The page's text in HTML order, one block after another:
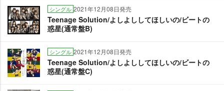
シングル 2021年12月08日発売
Teenage Solution/よしよししてほしいの/ビートの
惑星(通常盤B)
シングル 2021年12月08日発売
Teenage Solution/よしよししてほしいの/ビートの
惑星(通常盤C)